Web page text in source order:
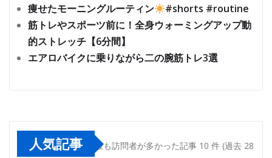
痩せたモーニングルーティン
#shorts #routine
筋トレやスポーツ前に！全身ウォーミングアップ動
的ストレッチ【6分間】
エアロバイクに乗りながら二の腕筋トレ3選
人気記事 最も訪問者が多かった記事 10 件 (過去 28